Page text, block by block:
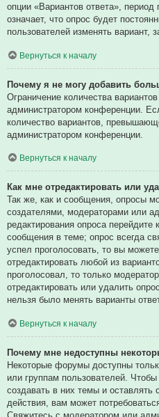
опции «Вариантов ответа»,
означает, что опрос будет
пользователей изменять вариант,
Вернуться к началу
Почему я не могу добавить
Ограничение количества
администратором конференции.
количество вариантов,
администратором конференции.
Вернуться к началу
Как мне отредактировать или
Так же, как и сообщения, опросы
создателями, модераторами или
редактирования опроса перейдите
сообщения в теме; опрос всегда
успел проголосовать, то вы
отредактировать любой из
проголосовал, то только
отредактировать или удалить
нельзя было менять варианты
Вернуться к началу
Почему мне недоступны
Некоторые форумы доступны
или группам пользователей.
создавать в них темы и оставлять
действия, вам может